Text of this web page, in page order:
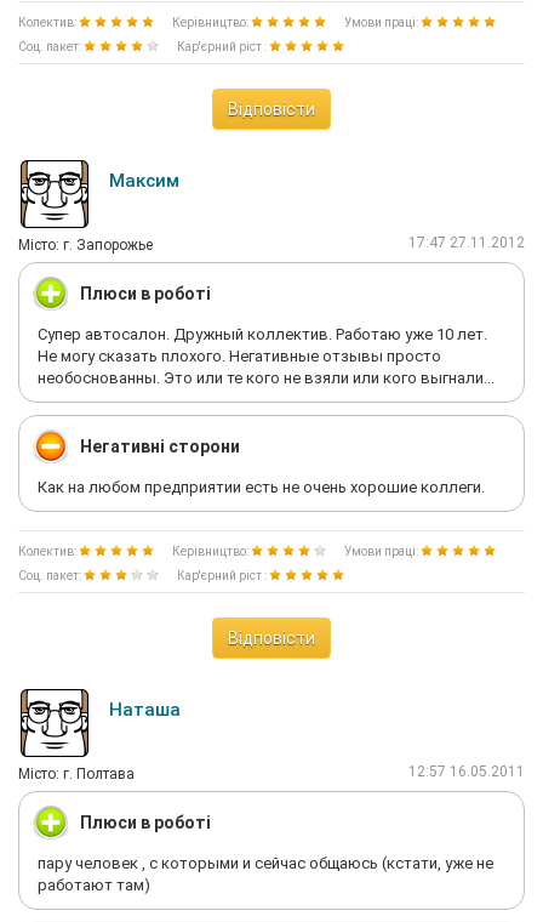
Колектив: Керівництво:
Умови праці:
Соц. пакет:
Кар'єрний ріст :
Відповісти
Максим
Мiсто: г. Запорожье 17:47 27.11.2012
Плюси в роботі
Супер автосалон. Дружный коллектив. Работаю уже 10 лет.
Не могу сказать плохого. Негативные отзывы просто
необоснованны. Это или те кого не взяли или кого выгнали...
Негативні сторони
Как на любом предприятии есть не очень хорошие коллеги.
Колектив: Керівництво:
Умови праці:
Соц. пакет:
Кар'єрний ріст :
Відповісти
Наташа
Мiсто: г. Полтава 12:57 16.05.2011
Плюси в роботі
пару человек , с которыми и сейчас общаюсь (кстати, уже не
работают там)